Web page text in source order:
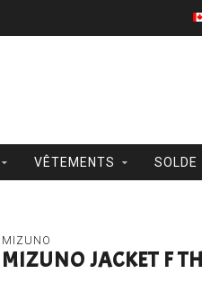
VÊTEMENTS SOLDE
MIZUNO
MIZUNO JACKET F